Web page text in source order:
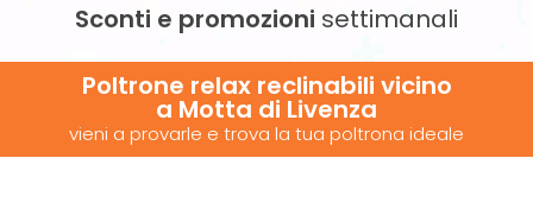
Sconti e promozioni settimanali
Poltrone relax reclinabili vicino
a Motta di Livenza
vieni a provarle e trova la tua poltrona ideale